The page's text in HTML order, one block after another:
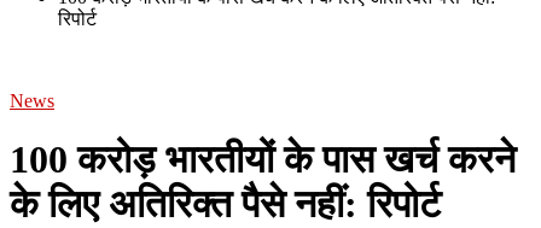
रिपोर्ट
News
100 करोड़ भारतीयों के पास खर्च करने
के लिए अतिरिक्त पैसे नहीं: रिपोर्ट